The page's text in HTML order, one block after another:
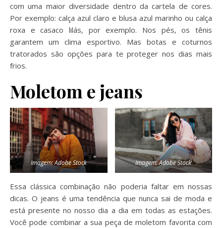
com uma maior diversidade dentro da cartela de cores.
Por exemplo: calça azul claro e blusa azul marinho ou calça
roxa e casaco lilás, por exemplo. Nos pés, os tênis
garantem um clima esportivo. Mas botas e coturnos
tratorados são opções para te proteger nos dias mais
frios.
Moletom e jeans
Imagem: Adobe Stock Imagem: Adobe Stock
Essa clássica combinação não poderia faltar em nossas
dicas. O jeans é uma tendência que nunca sai de moda e
está presente no nosso dia a dia em todas as estações.
Você pode combinar a sua peça de moletom favorita com